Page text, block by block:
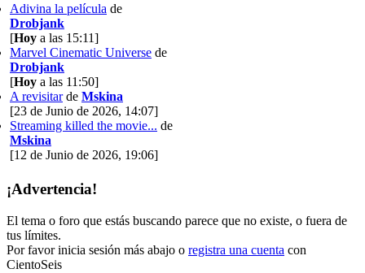
Adivina la película de
Drobjank
[Hoy a las 15:11]
Marvel Cinematic Universe de
Drobjank
[Hoy a las 11:50]
A revisitarde Mskina
[23 de Junio de 2026, 14:07]
Streaming killed the movie... de
Mskina
[12 de Junio de 2026, 19:06]
¡Advertencia!
El tema o foro que estás buscando parece que no existe, o fuera de
tus límites.
Por favor inicia sesión más abajo o registra una cuenta con
CientoSeis